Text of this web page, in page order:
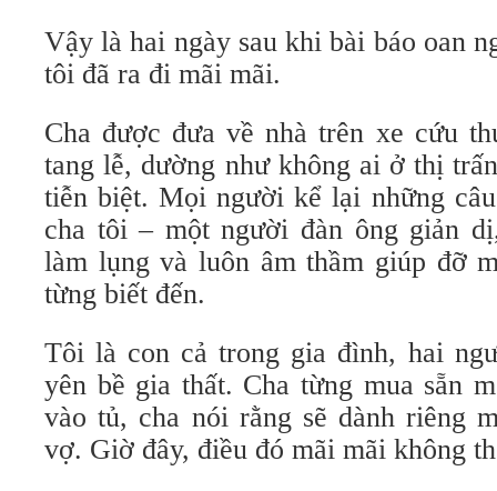
Vậy là hai ngày sau khi bài báo oan
tôi đã ra đi mãi mãi.
Cha được đưa về nhà trên xe cứu
tang lễ, dường như không ai ở thị
tiễn biệt. Mọi người kể lại những
cha tôi – một người đàn ông giản
làm lụng và luôn âm thầm giúp đỡ
từng biết đến.
Tôi là con cả trong gia đình, hai
yên bề gia thất. Cha từng mua sẵn
vào tủ, cha nói rằng sẽ dành riêng
vợ. Giờ đây, điều đó mãi mãi không